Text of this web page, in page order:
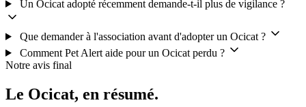
Un Ocicat adopté récemment demande-t-il plus de vigilance ?
Que demander à l'association avant d'adopter un Ocicat ?
Comment Pet Alert aide pour un Ocicat perdu ?
Notre avis final
Le Ocicat, en résumé.